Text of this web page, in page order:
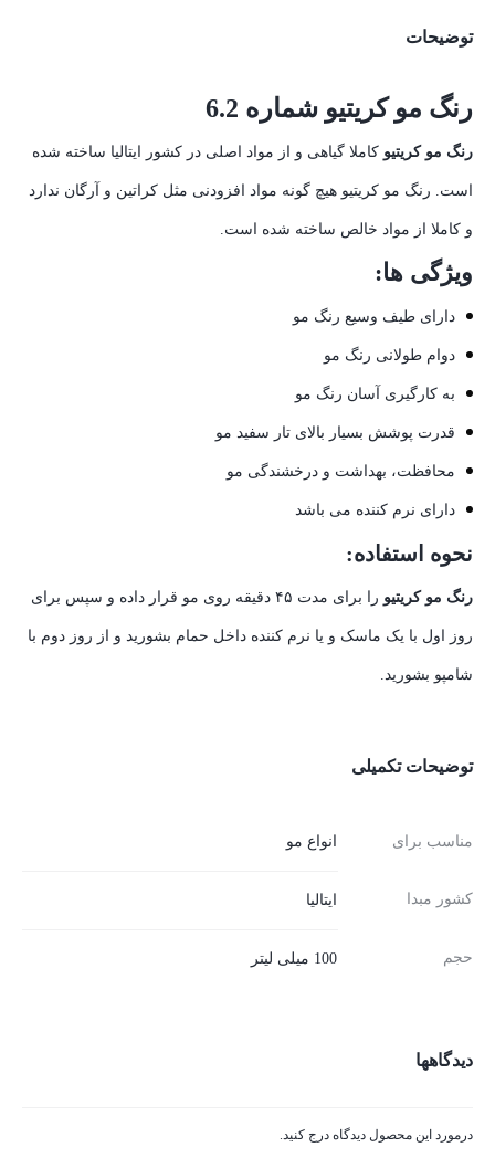
توضیحات
رنگ مو کریتیو شماره 6.2
رنگ مو کریتیو کاملا گیاهی و از مواد اصلی در کشور ایتالیا ساخته شده
است. رنگ مو کریتیو هیچ گونه مواد افزودنی مثل کراتین و آرگان ندارد
و کاملا از مواد خالص ساخته شده است.
ویژگی ها:
دارای طیف وسیع رنگ مو
دوام طولانی رنگ مو
به کارگیری آسان رنگ مو
قدرت پوشش بسیار بالای تار سفید مو
محافظت، بهداشت و درخشندگی مو
دارای نرم کننده می باشد
نحوه استفاده:
رنگ مو کریتیو را برای مدت ۴۵ دقیقه روی مو قرار داده و سپس برای
روز اول با یک ماسک و یا نرم کننده داخل حمام بشورید و از روز دوم با
شامپو بشورید.
توضیحات تکمیلی
مناسب برای انواع مو
کشور مبدا ایتالیا
حجم 100 میلی لیتر
دیدگاهها
درمورد این محصول دیدگاه درج کنید.